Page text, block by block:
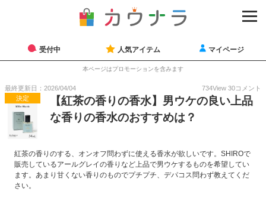
受付中 人気アイテム マイページ
本ページはプロモーションを含みます
最終更新日：2026/04/04 734View 30コメント
決定
【紅茶の香りの香水】男ウケの良い上品
な香りの香水のおすすめは？
紅茶の香りのする、オンオフ問わずに使える香水が欲しいです。SHIROで
販売しているアールグレイの香りなど上品で男ウケするものを希望してい
ます。あまり甘くない香りのものでプチプチ、デパコス問わず教えてくだ
さい。